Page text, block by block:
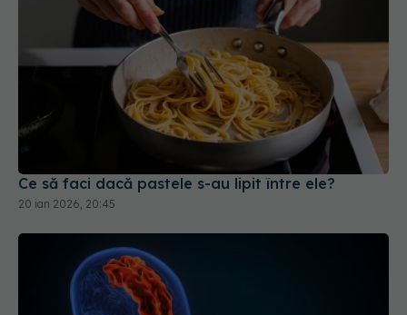
Ce să faci dacă pastele s-au lipit între ele?
20 ian 2026, 20:45